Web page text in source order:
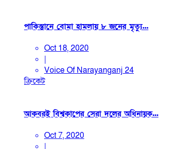
পাকিস্তানে বোমা হামলায় ৮ জনের মৃত্যু...
Oct 18, 2020
|
Voice Of Narayanganj 24
ক্রিকেট
আকবরই বিশ্বকাপের সেরা দলের অধিনায়ক...
Oct 7, 2020
|